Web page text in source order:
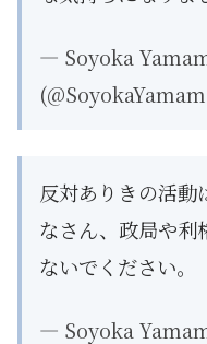
— Soyoka
反対ありきの活動
なさん、政局や利
ないでください。
— Soyoka